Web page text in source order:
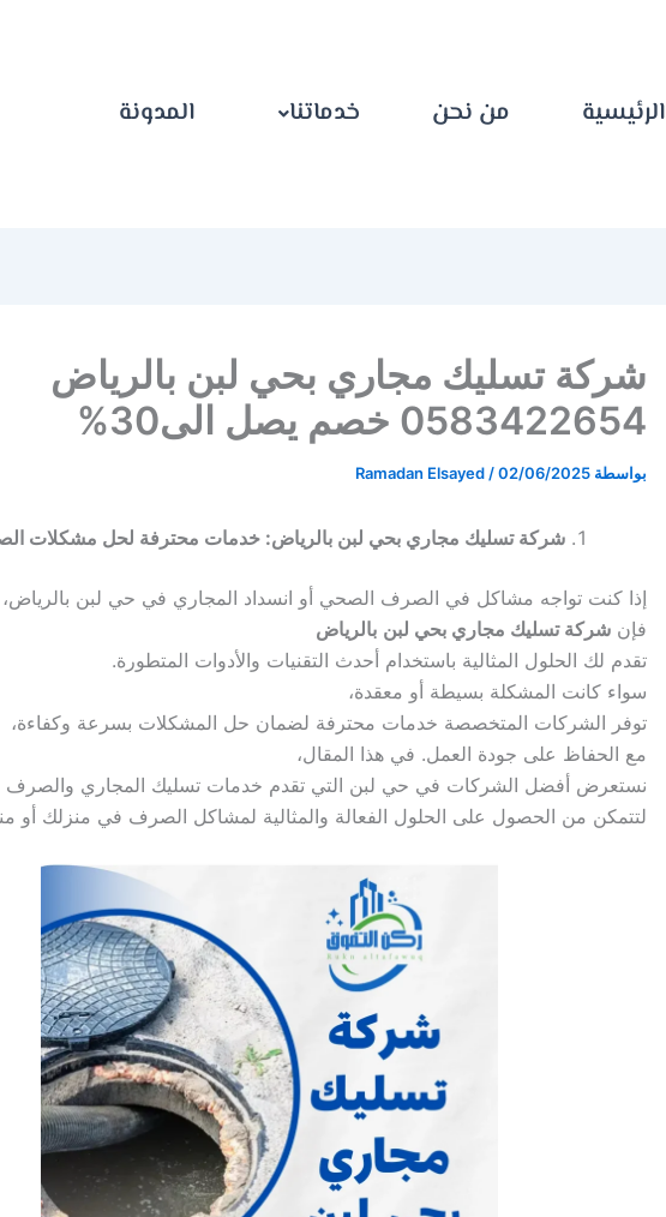
الرئيسية من نحن خدماتنا المدونة
شركة تسليك مجاري بحي لبن بالرياض
0583422654⁩ خصم يصل الى30%
بواسطة Ramadan Elsayed /02/06/2025
شركة تسليك مجاري بحي لبن بالرياض: خدمات محترفة لحل مشكلات
إذا كنت تواجه مشاكل في الصرف الصحي أو انسداد المجاري في حي لبن بالرياض،
فإن شركة تسليك مجاري بحي لبن بالرياض
تقدم لك الحلول المثالية باستخدام أحدث التقنيات والأدوات المتطورة.
سواء كانت المشكلة بسيطة أو معقدة،
توفر الشركات المتخصصة خدمات محترفة لضمان حل المشكلات بسرعة وكفاءة،
مع الحفاظ على جودة العمل. في هذا المقال،
نستعرض أفضل الشركات في حي لبن التي تقدم خدمات تسليك المجاري والصرف
لتتمكن من الحصول على الحلول الفعالة والمثالية لمشاكل الصرف في منزلك أو